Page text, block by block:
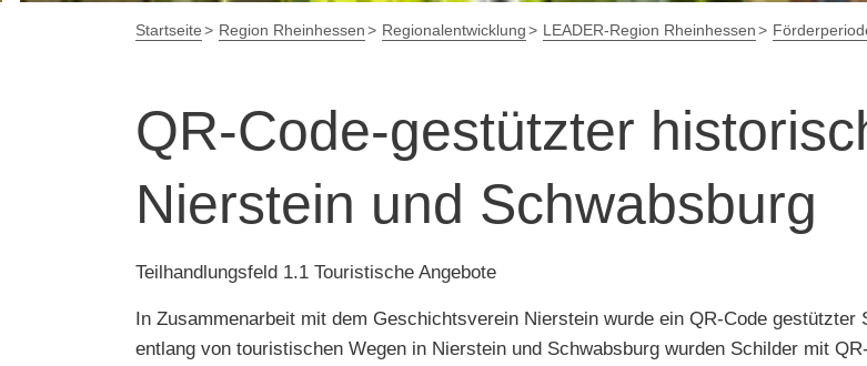
Startseite Region Rheinhessen Regionalentwicklung LEADER-Region Rheinhessen
QR-Code-gestützter
Nierstein und Schwabsburg
Teilhandlungsfeld 1.1 Touristische Angebote
In Zusammenarbeit mit dem Geschichtsverein Nierstein wurde ein QR-Code
entlang von touristischen Wegen in Nierstein und Schwabsburg wurden Schilder mit